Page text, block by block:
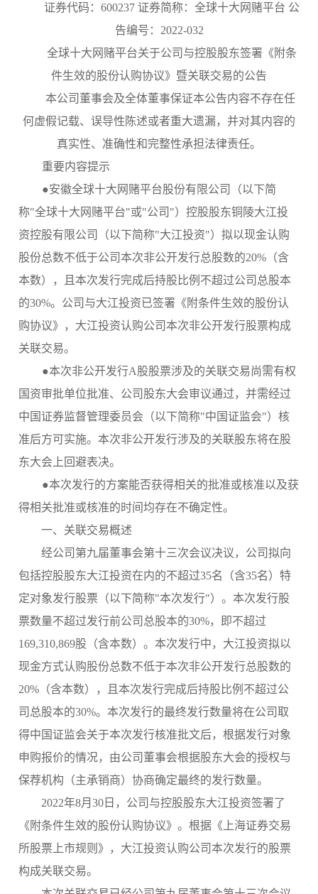
证券代码： 600237 证券简称： 全球十大网赌平台 公
告编号： 2022-032
全球十大网赌平台关于公司与控股股东签署《附条
件生效的股份认购协议》暨关联交易的公告
本公司董事会及全体董事保证本公告内容不存在任
何虚假记载、误导性陈述或者重大遗漏，并对其内容的
真实性、准确性和完整性承担法律责任。
重要内容提示
●安徽全球十大网赌平台股份有限公司（以下简
称"全球十大网赌平台"或"公司"）控股股东铜陵大江投
资控股有限公司
（以下简称"大江投资"）拟以现金认购
股份总数不低于公司本次非公开发行总股数的20%（含
本数）
，
且本次发行完成后持股比例不超过公司总股本
的30%。 公司与大江投资已签署 《 附条件生效的股份认
购协议》 ， 大江投资认购公司本次非公开发行股票构成
关联交易。
●本次非公开发行A股股票涉及的关联交易尚需有权
国资审批单位批准、公司股东大会审议通过，并需经过
中国证券监督管理委员会（以下简称"中国证监会"）核
准后方可实施。本次非公开发行涉及的关联股东将在股
东大会上回避表决。
●本次发行的方案能否获得相关的批准或核准以及获
得相关批准或核准的时间均存在不确定性。
一、关联交易概述
经公司第九届董事会第十三次会议决议，公司拟向
包括控股股东大江投资在内的不超过35名（含35名）特
定对象发行股票 （以下简称"本次发行"）。本次发行股
票数量不超过发行前公司总股本的30%，即不超过
169,310,869股（含本数）。本次发行中，大江投资拟以
现金方式认购股份总数不低于本次非公开发行总股数的
20%（含本数），且本次发行完成后持股比例不超过公
司总股本的30%。本次发行的最终发行数量将在公司取
得中国证监会关于本次发行核准批文后，根据发行对象
申购报价的情况，由公司董事会根据股东大会的授权与
保荐机构（主承销商）协商确定最终的发行数量。
2022年8月30日，公司与控股股东大江投资签署了
《附条件生效的股份认购协议》。根据《上海证券交易
所股票上市规则》，大江投资认购公司本次发行的股票
构成关联交易。